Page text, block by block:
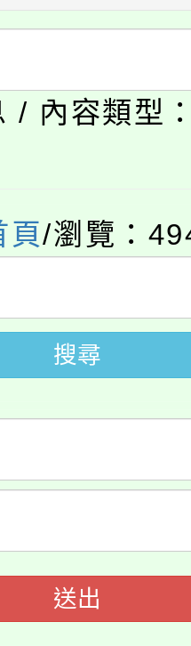
生輔導中心
輔導、社會
名參加。
短影音徵選
及活動海報
加。
年度學生
助參觀特色
施計畫」
才培育課程
年度學生
新住民語歌
學年度第
甄選結果(
學年度第
甄選結果(
化大學推廣
溝通分析基
生輔導中心
輔導、社會
名參加。
政府辦理
短影音徵選
及活動海報
加。
年度學生
助參觀特色
施計畫」
/ 內容類型
頁/瀏覽：
搜尋
送出